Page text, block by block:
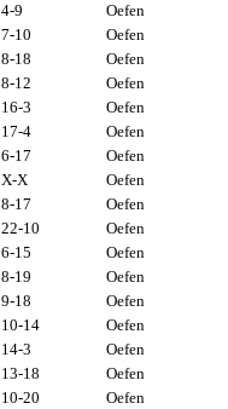
4-9 Oefen
7-10 Oefen
8-18 Oefen
8-12 Oefen
16-3 Oefen
17-4 Oefen
6-17 Oefen
X-X Oefen
8-17 Oefen
22-10 Oefen
6-15 Oefen
8-19 Oefen
9-18 Oefen
10-14 Oefen
14-3 Oefen
13-18 Oefen
10-20 Oefen